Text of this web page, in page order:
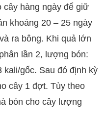
hàng ngày để giữ
khoảng 20 – 25 ngày
ra bông. Khi quả lớn
lần 2, lượng bón:
kali/gốc. Sau đó định kỳ
cây 1 đợt. Tùy theo
bón cho cây lượng